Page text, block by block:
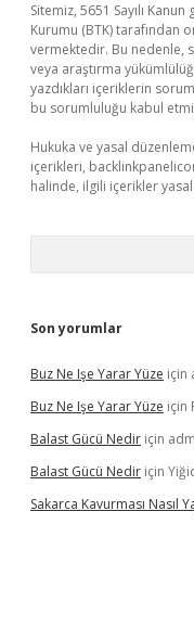
Sitemiz, 5651 Sayılı
Kurumu (BTK) tarafından
vermektedir. Bu nedenle,
veya araştırma
yazdıkları içeriklerin
bu sorumluluğu kabul
Hukuka ve yasal
içerikleri,
halinde, ilgili içerikler
Son yorumlar
Buz Ne Işe Yarar Yüze için
Buz Ne Işe Yarar Yüze için
Balast Gücü Nedir için
Balast Gücü Nedir için
Sakarca Kavurması Nasıl